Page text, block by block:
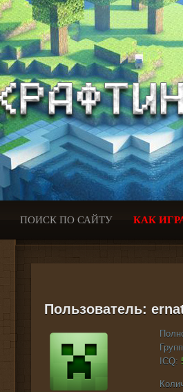
ПОИСК ПО САЙТУ КАК
Пользователь:
ICQ: